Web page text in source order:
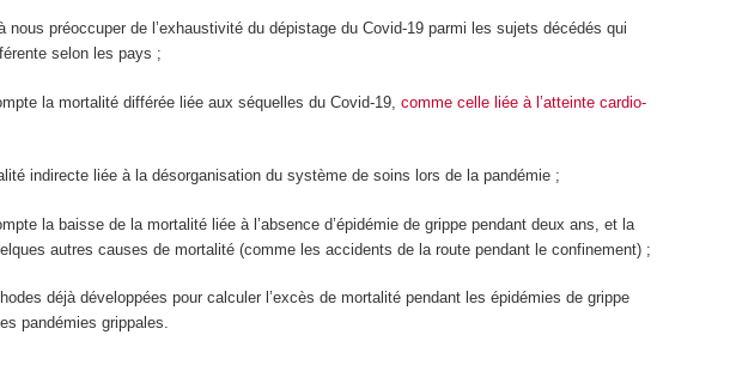
nous préoccuper de l’exhaustivité du dépistage du Covid-19 parmi les sujets décédés qui
selon les pays ;
la mortalité différée liée aux séquelles du Covid-19, comme celle liée à l’atteinte cardio-
indirecte liée à la désorganisation du système de soins lors de la pandémie ;
la baisse de la mortalité liée à l’absence d’épidémie de grippe pendant deux ans, et la
autres causes de mortalité (comme les accidents de la route pendant le confinement) ;
déjà développées pour calculer l’excès de mortalité pendant les épidémies de grippe
pandémies grippales.